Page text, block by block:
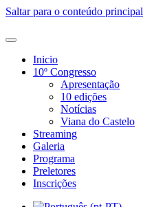
Saltar para o conteúdo principal
Inicio
10º Congresso
Apresentação
10 edições
Notícias
Viana do Castelo
Streaming
Galeria
Programa
Preletores
Inscrições